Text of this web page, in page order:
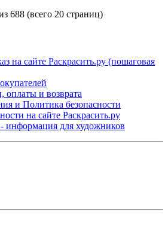
688 (всего 20 страниц)
на сайте Раскрасить.ру (пошаговая
оплаты и возврата
и Политика безопасности
на сайте Раскрасить.ру
информация для художников